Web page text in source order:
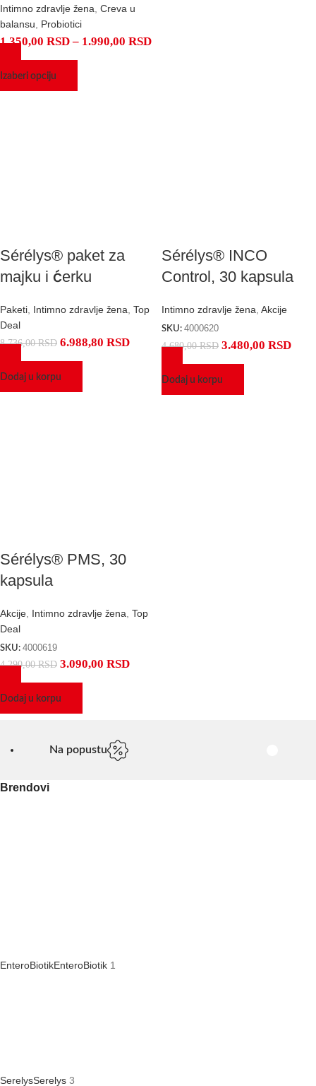
Na popustu
Brendovi
EnteroBiotikEnteroBiotik 1
SerelysSerelys 3
Intimno zdravlje žena Creva u
balansu
Probiotici
1.350,00 RSD – 1.990,00 RSD
Izaberi opciju
Sérélys® paket za
majku i ćerku
Paketi Intimno zdravlje žena Top
Deal
8.736,00RSD 6.988,80 RSD
Dodaj u korpu
Sérélys® INCO
Control, 30 kapsula
Intimno zdravlje žena Akcije
SKU: 4000620
4.680,00RSD 3.480,00 RSD
Dodaj u korpu
Sérélys® PMS, 30
kapsula
Akcije Intimno zdravlje žena Top
Deal
SKU: 4000619
4.290,00RSD 3.090,00 RSD
Dodaj u korpu